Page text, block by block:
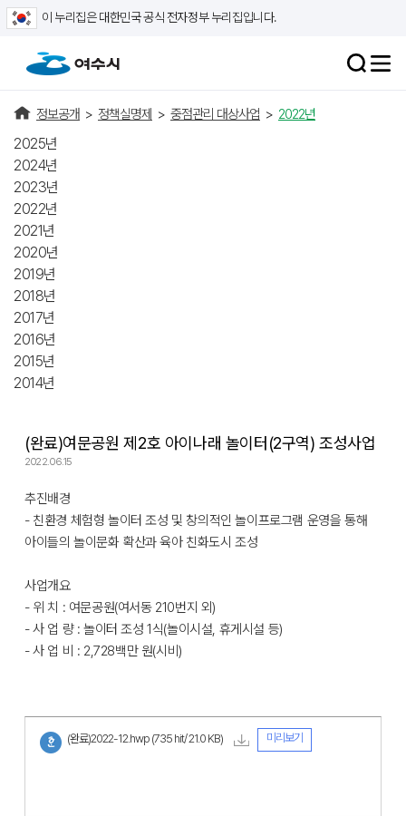
이 누리집은 대한민국 공식 전자정부 누리집입니다.
정보공개 > 정책실명제 > 중점관리 대상사업 > 2022년
2025년
2024년
2023년
2022년
2021년
2020년
2019년
2018년
2017년
2016년
2015년
2014년
(완료)여문공원 제2호 아이나래 놀이터(2구역) 조성사업
2022.06.15
추진배경
- 친환경 체험형 놀이터 조성 및 창의적인 놀이프로그램 운영을 통해
아이들의 놀이문화 확산과 육아 친화도시 조성
사업개요
- 위 치 : 여문공원(여서동 210번지 외)
- 사 업 량 : 놀이터 조성 1식(놀이시설, 휴게시설 등)
- 사 업 비 : 2,728백만 원(시비)
(완료)2022-12.hwp (735 hit/ 21.0 KB) 미리보기